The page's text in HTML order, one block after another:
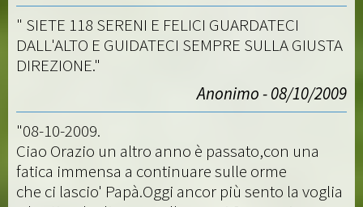
" SIETE 118 SERENI E FELICI GUARDATECI
DALL'ALTO E GUIDATECI SEMPRE SULLA GIUSTA
DIREZIONE."
Anonimo - 08/10/2009
"08-10-2009.
Ciao Orazio un altro anno è passato,con una
fatica immensa a continuare sulle orme
che ci lascio' Papà.Oggi ancor più sento la voglia